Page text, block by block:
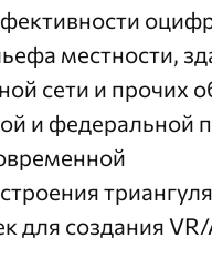
местности,
сети и прочих
и федеральной
для создания